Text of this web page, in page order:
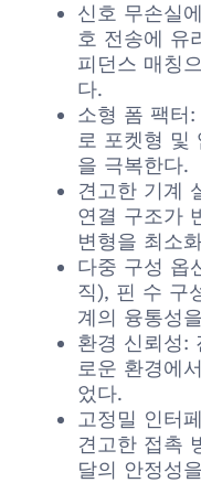
신호 무손실
호 전송에 유
피던스 매칭
다.
소형 폼 팩터
로 포켓형 및
을 극복한다.
견고한 기계
연결 구조가
변형을 최소
다중 구성 옵
직), 핀 수 구
계의 융통성
환경 신뢰성:
로운 환경에
었다.
고정밀 인터
견고한 접촉
달의 안정성